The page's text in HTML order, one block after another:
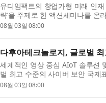
유디임팩트의 창업가형 미래 인
략’을 주제로 한 액션세미나를
고 ...
08월 03일 08:00
다후아테크놀로지, 글로벌
세계적인 영상 중심 AIoT 솔루션
벌 최고 수준의 사이버 보안 국제
하...
08월 03일 08:00